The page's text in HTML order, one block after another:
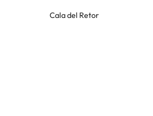
Cala del Retor